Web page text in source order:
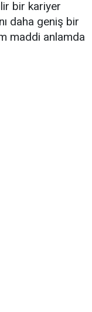
bir kariyer
daha geniş bir
maddi anlamda